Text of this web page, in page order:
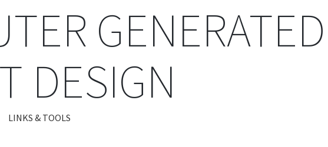
GENERATED
DESIGN
LINKS & TOOLS